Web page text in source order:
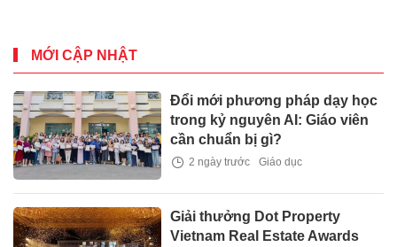
MỚI CẬP NHẬT
Đổi mới phương pháp dạy học
trong kỷ nguyên AI: Giáo viên
cần chuẩn bị gì?
2 ngày trước Giáo dục
Giải thưởng Dot Property
Vietnam Real Estate Awards